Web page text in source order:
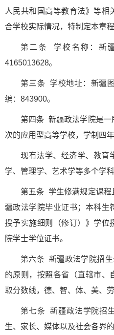
人民共和国高等教育法》等相
合学校实际情况，特制定本章程
第二条 学校名称：新
4165013628。
第三条 学校地址：新疆
编：843900。
第四条 新疆政法学院是
次的应用型高等学校，学制四年
现有法学、经济学、教育
学、管理学、艺术学等多个学科
第五条 学生修满规定课
疆政法学院毕业证书；本科生
授予实施细则（修订）》学位
院学士学位证书。
第六条 新疆政法学院招生
的原则，按照各省（直辖市、
取分数线，德、智、体、美、
第七条 新疆政法学院招
生、家长、媒体以及社会各界的